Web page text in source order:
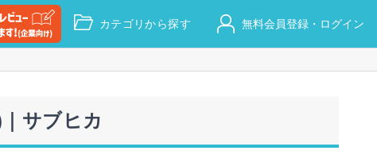
カテゴリから探す 無料会員登録・ログイン
サブヒカ